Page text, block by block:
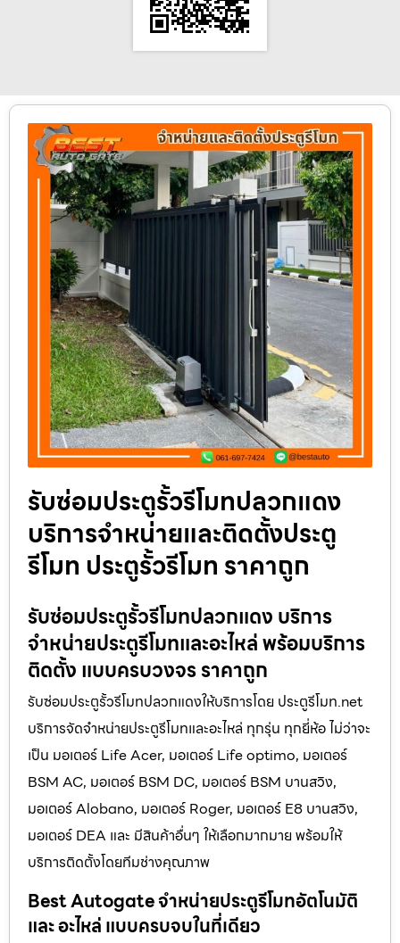
รับซ่อมประตูรั้วรีโมทปลวกแดง
บริการจำหน่ายและติดตั้งประตู
รีโมท ประตูรั้วรีโมท ราคาถูก
รับซ่อมประตูรั้วรีโมทปลวกแดง บริการ
จำหน่ายประตูรีโมทและอะไหล่ พร้อมบริการ
ติดตั้ง แบบครบวงจร ราคาถูก
รับซ่อมประตูรั้วรีโมทปลวกแดงให้บริการโดย ประตูรีโมท.net
บริการจัดจำหน่ายประตูรีโมทและอะไหล่ ทุกรุ่น ทุกยี่ห้อ ไม่ว่าจะ
เป็น มอเตอร์ Life Acer, มอเตอร์ Life optimo, มอเตอร์
BSM AC, มอเตอร์ BSM DC, มอเตอร์ BSM บานสวิง,
มอเตอร์ Alobano, มอเตอร์ Roger, มอเตอร์ E8 บานสวิง,
มอเตอร์ DEA และ มีสินค้าอื่นๆ ให้เลือกมากมาย พร้อมให้
บริการติดตั้งโดยทีมช่างคุณภาพ
Best Autogate จำหน่ายประตูรีโมทอัตโนมัติ
และ อะไหล่ แบบครบจบในที่เดียว